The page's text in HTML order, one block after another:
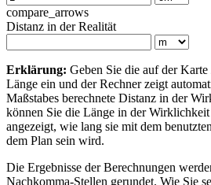
compare_arrows
Distanz in der Realität
Erklärung: Geben Sie die auf der Karte
Länge ein und der Rechner zeigt
Maßstabes berechnete Distanz in der
können Sie die Länge in der
angezeigt, wie lang sie mit dem
dem Plan sein wird.
Die Ergebnisse der Berechnungen
Nachkomma-Stellen gerundet. Wie Sie